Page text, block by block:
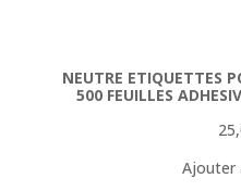
NEUTRE ETIQUETTES
500 FEUILLES
Ajouter